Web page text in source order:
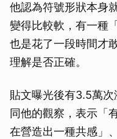
他認為符號形狀本身
變得比較軟，有一種
也是花了一段時間才
理解是否正確。
貼文曝光後有3.5萬
同他的觀察，表示「
在營造出一種共感」